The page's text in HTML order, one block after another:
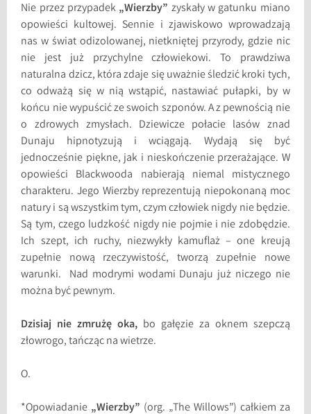
Nie przez przypadek „Wierzby” zyskały w gatunku miano
opowieści kultowej. Sennie i zjawiskowo wprowadzają
nas w świat odizolowanej, nietkniętej przyrody, gdzie nic
nie jest już przychylne człowiekowi. To prawdziwa
naturalna dzicz, która zdaje się uważnie śledzić kroki tych,
co odważą się w nią wstąpić, nastawiać pułapki, by w
końcu nie wypuścić ze swoich szponów. A z pewnością nie
o zdrowych zmysłach. Dziewicze połacie lasów znad
Dunaju hipnotyzują i wciągają. Wydają się być
jednocześnie piękne, jak i nieskończenie przerażające. W
opowieści Blackwooda nabierają niemal mistycznego
charakteru. Jego Wierzby reprezentują niepokonaną moc
natury i są wszystkim tym, czym człowiek nigdy nie będzie.
Są tym, czego ludzkość nigdy nie pojmie i nie zdobędzie.
Ich szept, ich ruchy, niezwykły kamuflaż – one kreują
zupełnie nową rzeczywistość, tworzą zupełnie nowe
warunki. Nad modrymi wodami Dunaju już niczego nie
można być pewnym.
Dzisiaj nie zmrużę oka, bo gałęzie za oknem szepczą
złowrogo, tańcząc na wietrze.
O.
*Opowiadanie „Wierzby” (org. „The Willows”) całkiem za